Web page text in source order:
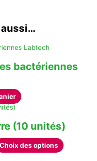
bactériennes
(10 unités)
Choix des options Ce